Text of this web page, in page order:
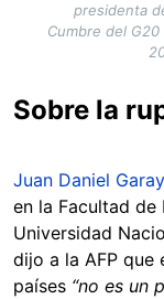
presidenta
Cumbre del
Sobre la
Juan Daniel
en la Facultad de
Universidad
dijo a la AFP que
países “no es un